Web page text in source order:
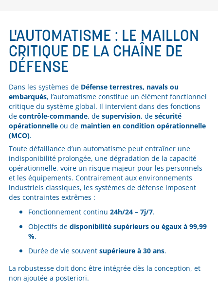
L'AUTOMATISME : LE MAILLON
CRITIQUE DE LA CHAÎNE DE
DÉFENSE
Dans les systèmes de Défense terrestres, navals ou
embarqués, l’automatisme constitue un élément fonctionnel
critique du système global. Il intervient dans des fonctions
de contrôle-commande, de supervision, de sécurité
opérationnelle ou de maintien en condition opérationnelle
(MCO).
Toute défaillance d’un automatisme peut entraîner une
indisponibilité prolongée, une dégradation de la capacité
opérationnelle, voire un risque majeur pour les personnels
et les équipements. Contrairement aux environnements
industriels classiques, les systèmes de défense imposent
des contraintes extrêmes :
Fonctionnement continu 24h/24 – 7j/7.
Objectifs de disponibilité supérieurs ou égaux à 99,99
%.
Durée de vie souvent supérieure à 30 ans.
La robustesse doit donc être intégrée dès la conception, et
non ajoutée a posteriori.